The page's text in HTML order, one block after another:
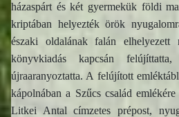
házaspárt és két gyermekük földi
kriptában helyezték örök
északi oldalának falán
könyvkiadás kapcsán
újraaranyoztatta. A felújított
kápolnában a Szűcs család
Litkei Antal címzetes prépost,